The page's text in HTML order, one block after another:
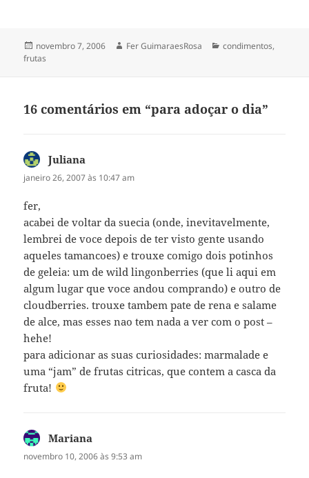
Publicado
em
novembro 7, 2006 Autor
Fer GuimaraesRosa Categorias
condimentos,
frutas
16 comentários em “para adoçar o dia”
Juliana
janeiro 26, 2007 às 10:47 am
fer,
acabei de voltar da suecia (onde, inevitavelmente,
lembrei de voce depois de ter visto gente usando
aqueles tamancoes) e trouxe comigo dois potinhos
de geleia: um de wild lingonberries (que li aqui em
algum lugar que voce andou comprando) e outro de
cloudberries. trouxe tambem pate de rena e salame
de alce, mas esses nao tem nada a ver com o post –
hehe!
para adicionar as suas curiosidades: marmalade e
uma “jam” de frutas citricas, que contem a casca da
fruta!
Mariana
novembro 10, 2006 às 9:53 am